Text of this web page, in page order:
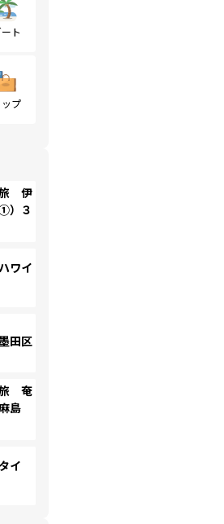
ト
プ
伊
）３
ワイ
田区
奄
島
イ